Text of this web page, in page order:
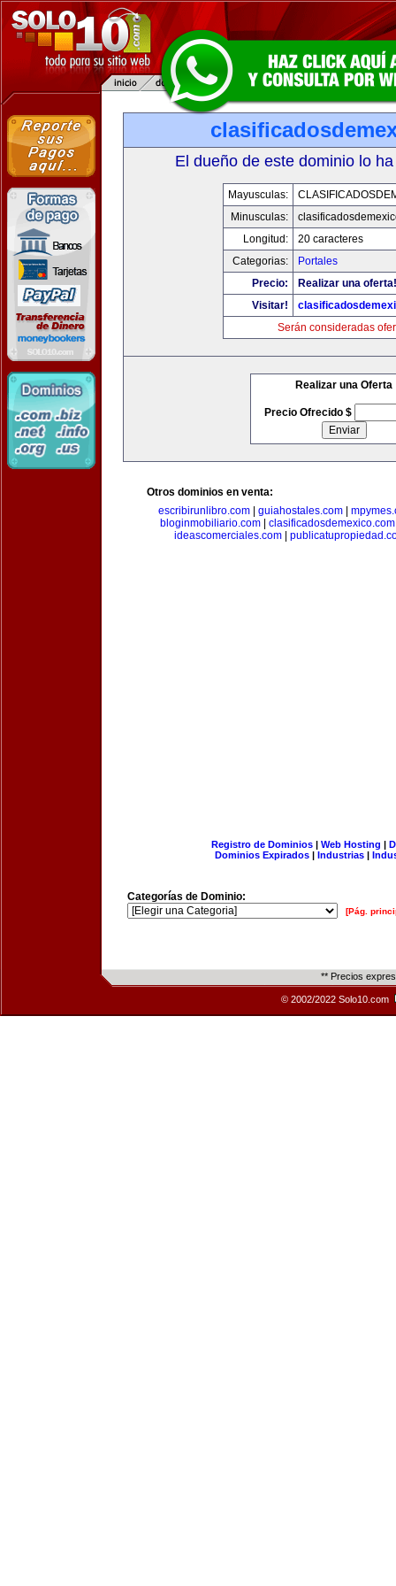
El dueño de este dominio lo
Mayusculas:
Minusculas:
Longitud:
20 caracteres
Categorias:
Portales
Precio:
Realizar una oferta!
Visitar!
Serán consideradas
Realizar una Oferta
Precio Ofrecido $
Otros dominios en venta:
escribirunlibro.com| guiahostales.com|
bloginmobiliario.com| clasificadosdemexico.com
ideascomerciales.com|
Registro de Dominios| Web Hosting |
Dominios Expirados | Industrias |
Categorías de Dominio:
[Pág.
** Precios
© 2002/2022 Solo10.com